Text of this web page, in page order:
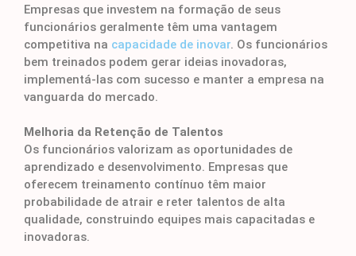
Empresas que investem na formação de seus
funcionários geralmente têm uma vantagem
competitiva na capacidade de inovar. Os funcionários
bem treinados podem gerar ideias inovadoras,
implementá-las com sucesso e manter a empresa na
vanguarda do mercado.
Melhoria da Retenção de Talentos
Os funcionários valorizam as oportunidades de
aprendizado e desenvolvimento. Empresas que
oferecem treinamento contínuo têm maior
probabilidade de atrair e reter talentos de alta
qualidade, construindo equipes mais capacitadas e
inovadoras.